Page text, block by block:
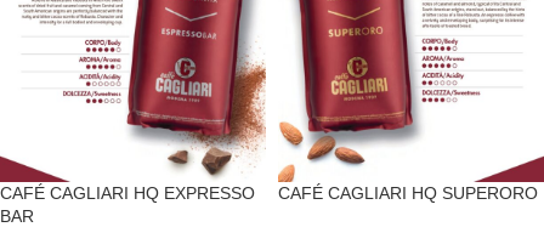
CAFÉ CAGLIARI HQ EXPRESSO
BAR
CAFÉ CAGLIARI HQ SUPERORO